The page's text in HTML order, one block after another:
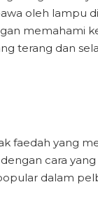
oleh lampu
memahami
terang dan
faedah yang
cara
dalam